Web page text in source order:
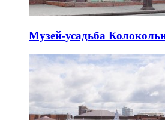
Музей-усадьба